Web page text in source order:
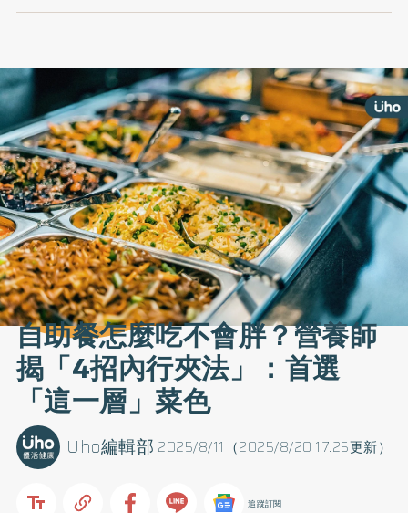
自助餐怎麼吃不會胖？營養師
揭「4招內行夾法」：首選
「這一層」菜色
2025/8/11（2025/8/20 17:25更新）
Uho編輯部
追蹤訂閱